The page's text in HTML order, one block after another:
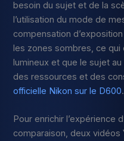
besoin du sujet et de la
l’utilisation du mode de
compensation
les zones sombres, ce
lumineux et que le sujet
des ressources et des
officielle Nikon sur le D600.
Pour enrichir l’expérience
comparaison, deux vidéos